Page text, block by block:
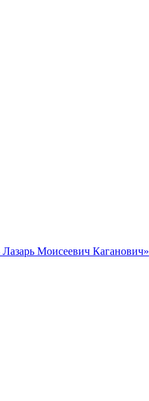
Моисеевич Каганович»